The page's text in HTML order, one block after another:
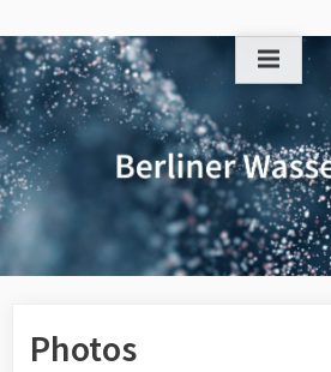
to
content
Photos